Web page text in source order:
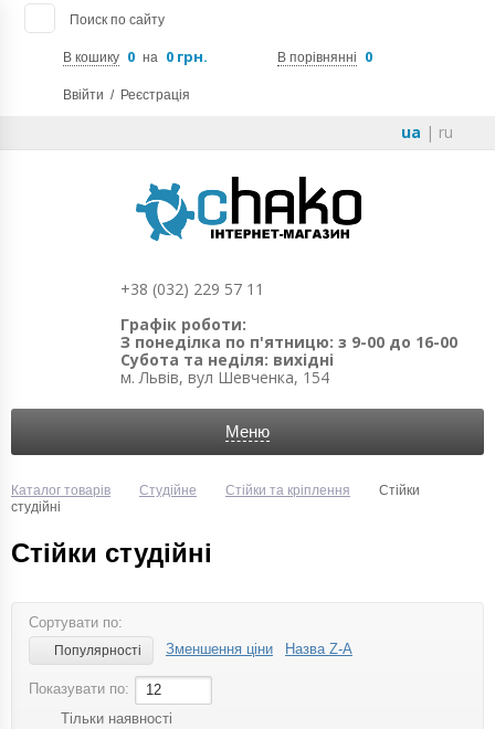
Поиск по сайту
В кошику 0 на 0 грн. В порівнянні 0
Ввійти / Реєстрація
ua | ru
+38 (032) 229 57 11
Графік роботи:
З понеділка по п'ятницю: з 9-00 до 16-00
Субота та неділя: вихідні
м. Львів, вул Шевченка, 154
Меню
Каталог товарів Студійне Стійки та кріплення
Стійки
студійні
Стійки студійні
Сортувати по:
Популярності Зменшення ціни Назва Z-A
Показувати по:
12
Тільки наявності